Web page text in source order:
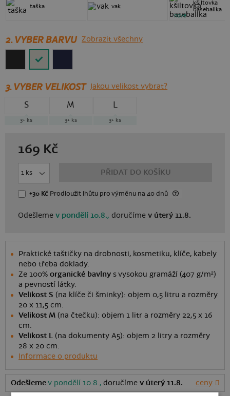
taška vak
kšiltovka
baseballka
nové
2. VYBER BARVU Zobrazit všechny
3.VYBER VELIKOST Jakou velikost vybrat?
S
3+ ks
M
3+ ks
L
3+ ks
169 Kč
PŘIDAT DO KOŠÍKU
+30 Kč Prodloužit lhůtupro výměnu na 40 dnů
Odešlemev pondělí 10.8., doručímev úterý 11.8.
Praktické taštičky na drobnosti, kosmetiku, klíče, kabely
nebo třeba doklady.
Ze 100%organické bavlny s vysokou gramáží (407 g/m²)
a pevností látky.
Velikost S (na klíče či šminky): objem 0,5 litru a rozměry
20 x 11,5 cm.
Velikost M (na čtečku): objem 1 litr a rozměry 22,5 x 16
cm.
Velikost L (na dokumenty A5): objem 2 litry a rozměry
28 x 20 cm.
Informace o produktu
Odešlemev pondělí 10.8., doručímev úterý 11.8. ceny